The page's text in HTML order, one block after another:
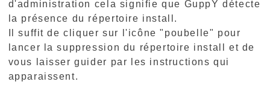
d'administration cela signifie que GuppY détecte
la présence du répertoire install.
Il suffit de cliquer sur l'icône "poubelle" pour
lancer la suppression du répertoire install et de
vous laisser guider par les instructions qui
apparaissent.